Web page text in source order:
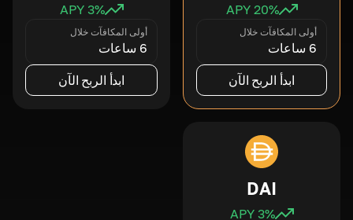
20% APY
أولى المكافآت خلال
6 ساعات
ابدأ الربح الآن
3% APY
أولى المكافآت خلال
6 ساعات
ابدأ الربح الآن
DAI
3% APY